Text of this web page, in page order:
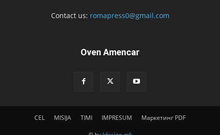
Contact us: romapress0@gmail.com
Oven Amencar
CEL MISIJA TIMI IMPRESUM Маркетинг PDF